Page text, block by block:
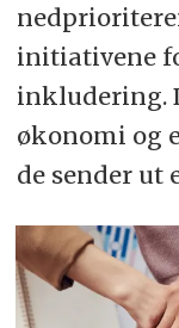
initiativene
inkludering.
økonomi og
de sender ut